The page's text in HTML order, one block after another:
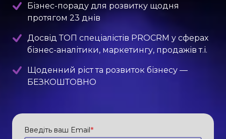
Бізнес-пораду для розвитку щодня
протягом 23 днів
Досвід ТОП спеціалістів PROCRM у сферах
бізнес-аналітики, маркетингу, продажів т.і.
Щоденний ріст та розвиток бізнесу —
БЕЗКОШТОВНО
Введіть ваш Email*